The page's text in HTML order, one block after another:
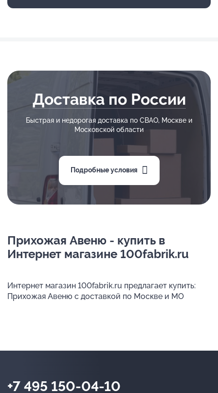
Доставка по России
Быстрая и недорогая доставка по СВАО, Москве и
Московской области
Подробные условия
Прихожая Авеню - купить в
Интернет магазине 100fabrik.ru
Интернет магазин 100fabrik.ru предлагает купить:
Прихожая Авеню с доставкой по Москве и МО
+7 495 150-04-10